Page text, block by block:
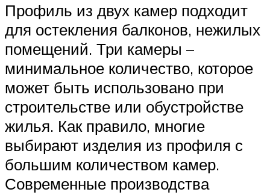
Профиль из двух камер подходит
для остекления балконов, нежилых
помещений. Три камеры –
минимальное количество, которое
может быть использовано при
строительстве или обустройстве
жилья. Как правило, многие
выбирают изделия из профиля с
большим количеством камер.
Современные производства